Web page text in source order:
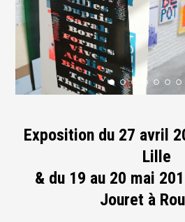
Exposition du 27 avril
Lille
& du 19 au 20 mai
Jouret à